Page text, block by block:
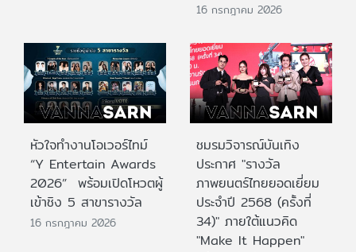
16 กรกฎาคม 2026
หัวใจทำงานโอเวอร์ไทม์
“Y Entertain Awards
2026” พร้อมเปิดโหวตผู้
เข้าชิง 5 สาขารางวัล
16 กรกฎาคม 2026
ชมรมวิจารณ์บันเทิง
ประกาศ "รางวัล
ภาพยนตร์ไทยยอดเยี่ยม
ประจําปี 2568 (ครั้งที่
34)" ภายใต้แนวคิด
"Make It Happen"